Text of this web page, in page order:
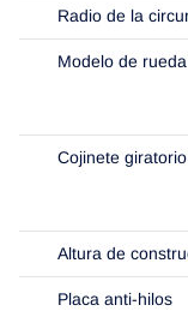
Radio de la
Modelo de rueda
Cojinete giratorio
Altura de
Placa anti-hilos